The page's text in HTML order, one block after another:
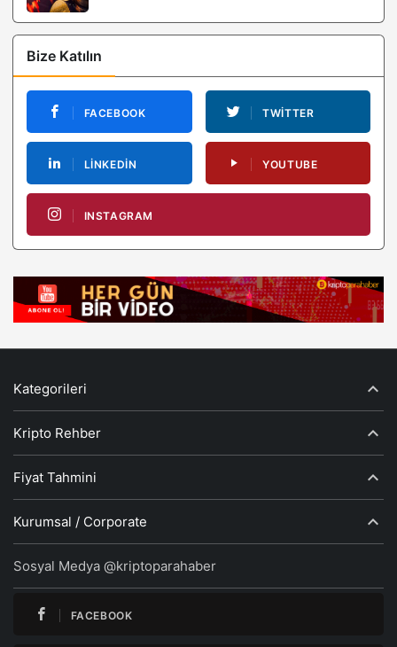
Bize Katılın
FACEBOOK TWITTER
LINKEDIN YOUTUBE
INSTAGRAM
Kategorileri
Kripto Rehber
Fiyat Tahmini
Kurumsal / Corporate
Sosyal Medya @kriptoparahaber
FACEBOOK